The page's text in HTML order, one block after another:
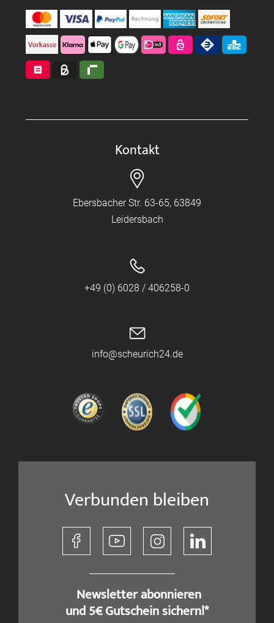
Kontakt
Ebersbacher Str. 63-65, 63849
Leidersbach
+49 (0) 6028 / 406258-0
info@scheurich24.de
Verbunden bleiben
​ Newsletter abonnieren
und 5€ Gutschein sichern!*